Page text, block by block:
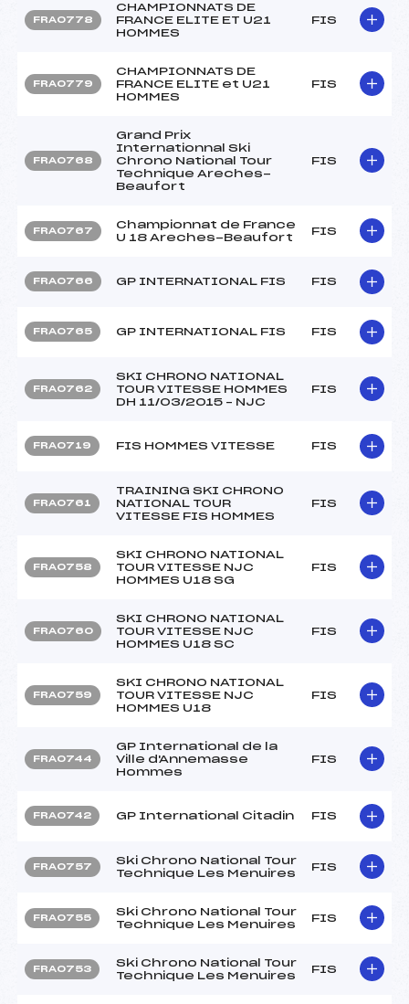
FRA0778
CHAMPIONNATS DE
FRANCE ELITE ET U21
HOMMES
FIS
FRA0779
CHAMPIONNATS DE
FRANCE ELITE et U21
HOMMES
FIS
FRA0768
Grand Prix
Internationnal Ski
Chrono National Tour
Technique Areches-
Beaufort
FIS
FRA0767
Championnat de France
U 18 Areches-Beaufort
FIS
FRA0766 GP INTERNATIONAL FIS FIS
FRA0765 GP INTERNATIONAL FIS FIS
FRA0762
SKI CHRONO NATIONAL
TOUR VITESSE HOMMES
DH 11/03/2015 – NJC
FIS
FRA0719 FIS HOMMES VITESSE FIS
FRA0761
TRAINING SKI CHRONO
NATIONAL TOUR
VITESSE FIS HOMMES
FIS
FRA0758
SKI CHRONO NATIONAL
TOUR VITESSE NJC
HOMMES U18 SG
FIS
FRA0760
SKI CHRONO NATIONAL
TOUR VITESSE NJC
HOMMES U18 SC
FIS
FRA0759
SKI CHRONO NATIONAL
TOUR VITESSE NJC
HOMMES U18
FIS
FRA0744
GP International de la
Ville d'Annemasse
Hommes
FIS
FRA0742 GP International Citadin FIS
FRA0757
Ski Chrono National Tour
Technique Les Menuires
FIS
FRA0755
Ski Chrono National Tour
Technique Les Menuires
FIS
FRA0753
Ski Chrono National Tour
Technique Les Menuires
FIS